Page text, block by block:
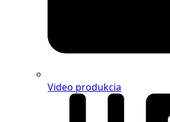
Video produkcia